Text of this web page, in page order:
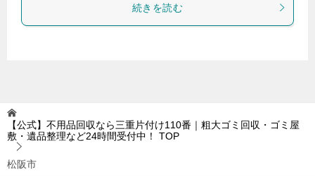
続きを読む
【公式】不用品回収なら三重片付け110番｜粗大ゴミ回収・ゴミ屋
敷・遺品整理など24時間受付中！
TOP
松阪市